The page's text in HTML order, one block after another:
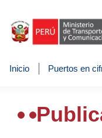
Inicio Puertos en